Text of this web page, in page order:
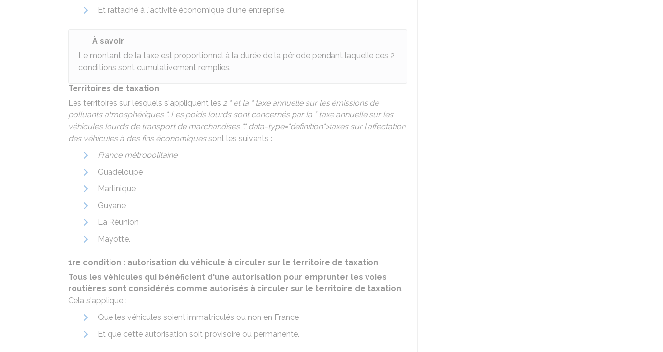
Et rattaché à l'activité économique d'une entreprise.
À savoir
Le montant de la taxe est proportionnel à la durée de la période pendant laquelle ces 2
conditions sont cumulativement remplies.
Territoires de taxation
Les territoires sur lesquels s'appliquent les 2 " et la " taxe annuelle sur les émissions de
polluants atmosphériques ". Les poids lourds sont concernés par la " taxe annuelle sur les
véhicules lourds de transport de marchandises "." data-type="definition">taxes sur l'affectation
des véhicules à des fins économiquessont les suivants :
France métropolitaine
Guadeloupe
Martinique
Guyane
La Réunion
Mayotte.
1re condition : autorisation du véhicule à circuler sur le territoire de taxation
Tous les véhicules qui bénéficient d'une autorisation pour emprunter les voies
routières sont considérés comme autorisés à circuler sur le territoire de taxation.
Cela s'applique :
Que les véhicules soient immatriculés ou non en France
Et que cette autorisation soit provisoire ou permanente.